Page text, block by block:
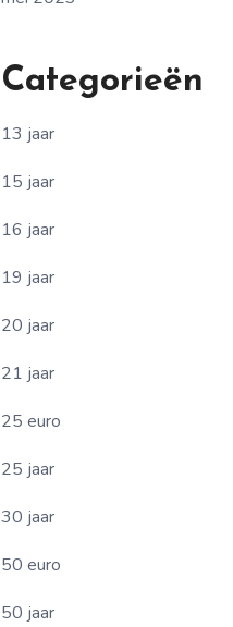
Categorieën
13 jaar
15 jaar
16 jaar
19 jaar
20 jaar
21 jaar
25 euro
25 jaar
30 jaar
50 euro
50 jaar